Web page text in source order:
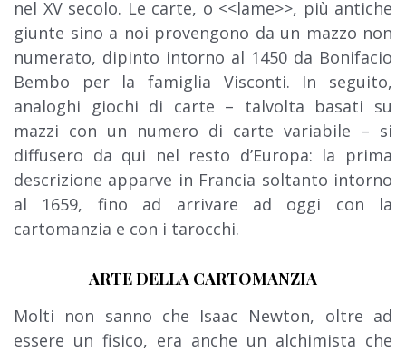
nel XV secolo. Le carte, o <<lame>>, più antiche
giunte sino a noi provengono da un mazzo non
numerato, dipinto intorno al 1450 da Bonifacio
Bembo per la famiglia Visconti. In seguito,
analoghi giochi di carte – talvolta basati su
mazzi con un numero di carte variabile – si
diffusero da qui nel resto d’Europa: la prima
descrizione apparve in Francia soltanto intorno
al 1659, fino ad arrivare ad oggi con la
cartomanzia e con i tarocchi.
ARTE DELLA CARTOMANZIA
Molti non sanno che Isaac Newton, oltre ad
essere un fisico, era anche un alchimista che